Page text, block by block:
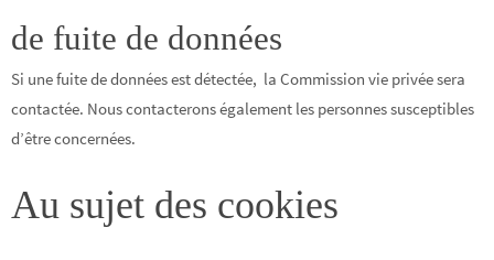
de fuite de données
Si une fuite de données est détectée, la Commission vie privée sera
contactée. Nous contacterons également les personnes susceptibles
d’être concernées.
Au sujet des cookies